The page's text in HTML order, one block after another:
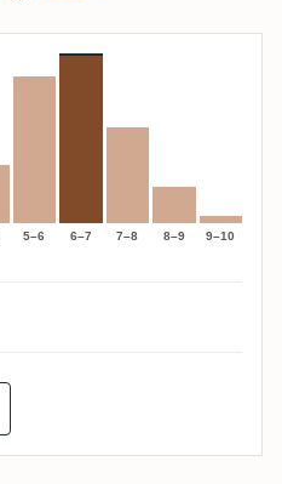
5–6 6–7 7–8 8–9 9–10